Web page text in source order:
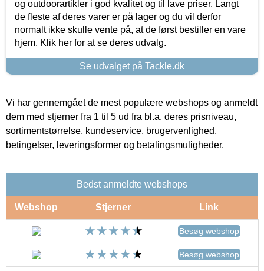
og outdoorartikler i god kvalitet og til lave priser. Langt
de fleste af deres varer er på lager og du vil derfor
normalt ikke skulle vente på, at de først bestiller en vare
hjem. Klik her for at se deres udvalg.
Se udvalget på Tackle.dk
Vi har gennemgået de mest populære webshops og anmeldt
dem med stjerner fra 1 til 5 ud fra bl.a. deres prisniveau,
sortimentstørrelse, kundeservice, brugervenlighed,
betingelser, leveringsformer og betalingsmuligheder.
Bedst anmeldte webshops
Webshop Stjerner Link
Besøg webshop
Besøg webshop